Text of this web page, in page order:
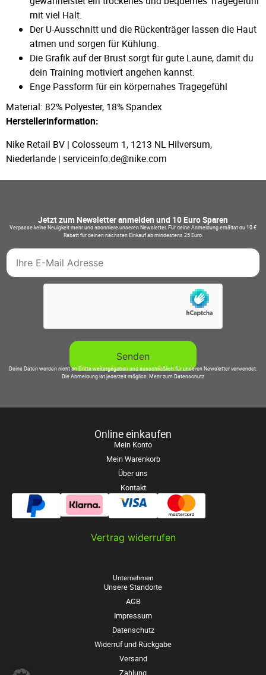
mit viel Halt.
Der U-Ausschnitt und die Rückenträger lassen die Haut
atmen und sorgen für Kühlung.
Die Grafik auf der Brust sorgt für gute Laune, damit du
dein Training motiviert angehen kannst.
Enge Passform für ein körpernahes Tragegefühl
Material: 82% Polyester, 18% Spandex
Herstellerinformation:
Nike Retail BV | Colosseum 1, 1213 NL Hilversum,
Niederlande | serviceinfo.de@nike.com
Jetzt zum Newsletter anmelden und 10 Euro Sparen
Verpasse keine Neuigkeit mehr und abonniere unseren Newsletter. Für deine Anmeldung erhältst du 10 €
Rabatt für deinen nächsten Einkauf ab mindestens 25 Euro.
Deine Daten werden nicht an Dritte weitergegeben und ausschließlich für unseren Newsletter verwendet.
Die Abmeldung ist jederzeit möglich.Mehr zum Datenschutz
Online einkaufen
Mein Konto
Mein Warenkorb
Über uns
Kontakt
Vertrag widerrufen
Unternehmen
Unsere Standorte
AGB
Impressum
Datenschutz
Widerruf und Rückgabe
Versand
Zahlung